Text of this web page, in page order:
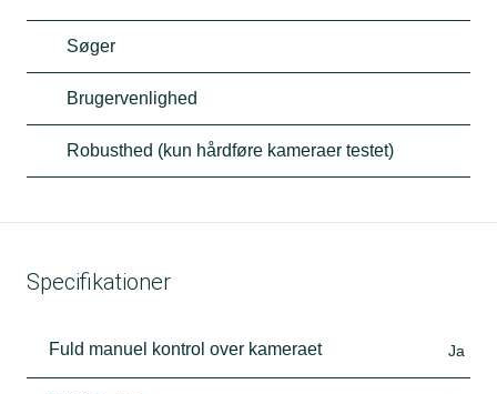
Søger
Brugervenlighed
Robusthed (kun hårdføre kameraer testet)
Specifikationer
Fuld manuel kontrol over kameraet Ja